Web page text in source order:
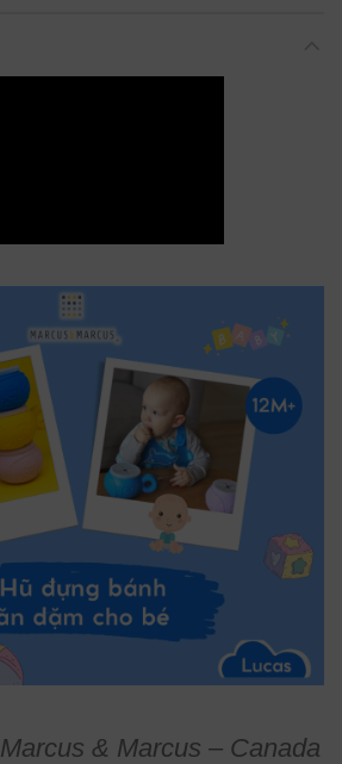
Marcus & Marcus – Canada